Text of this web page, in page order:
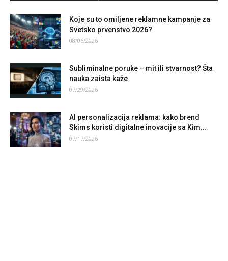
Koje su to omiljene reklamne kampanje za
Svetsko prvenstvo 2026?
08/06/2026
Subliminalne poruke – mit ili stvarnost? Šta
nauka zaista kaže
07/29/2026
AI personalizacija reklama: kako brend
Skims koristi digitalne inovacije sa Kim...
07/17/2026